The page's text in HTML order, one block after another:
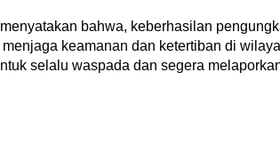
bahwa, keberhasilan
keamanan dan ketertiban di
selalu waspada dan segera